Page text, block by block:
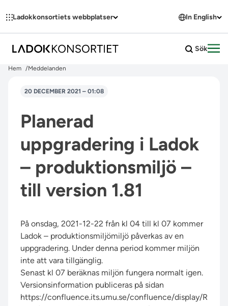
Ladokkonsortiets webbplatser In English
Sök
Hem Meddelanden
20 DECEMBER 2021 – 01:08
Planerad
uppgradering i Ladok
– produktionsmiljö –
till version 1.81
På onsdag, 2021-12-22 från kl 04 till kl 07 kommer
Ladok – produktionsmiljömiljö påverkas av en
uppgradering. Under denna period kommer miljön
inte att vara tillgänglig.
Senast kl 07 beräknas miljön fungera normalt igen.
Versionsinformation publiceras på sidan
https://confluence.its.umu.se/confluence/display/R